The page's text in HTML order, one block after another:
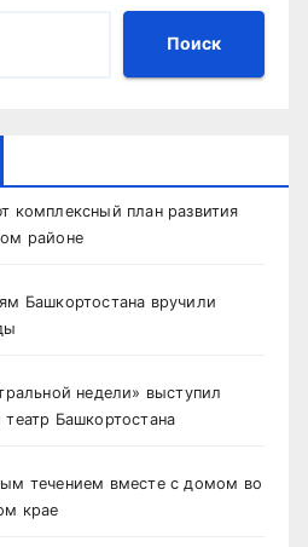
Поиск
комплексный план развития
районе
Башкортостана вручили
недели» выступил
Башкортостана
течением вместе с домом во
крае